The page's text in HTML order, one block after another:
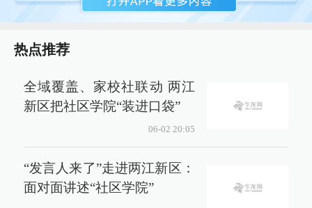
热点推荐
全域覆盖、家校社联动 两江
新区把社区学院“装进口袋”
06-02 20:05
“发言人来了”走进两江新区：
面对面讲述“社区学院”